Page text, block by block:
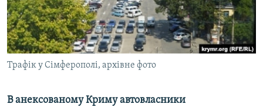
УКРАЇНСЬКА ПРОБЛЕМА КРИМУ
ІНФОГРАФІКА
ДОЛУЧАЙСЯ!
Трафік у Сімферополі, архівне фото
В анексованому Криму автовласники